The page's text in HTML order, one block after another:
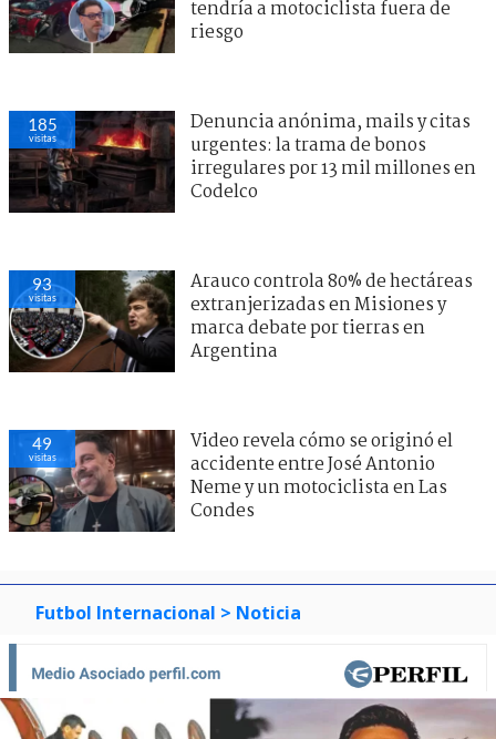
tendría a motociclista fuera de
riesgo
185
visitas
Denuncia anónima, mails y citas
urgentes: la trama de bonos
irregulares por 13 mil millones en
Codelco
93
visitas
Arauco controla 80% de hectáreas
extranjerizadas en Misiones y
marca debate por tierras en
Argentina
49
visitas
Video revela cómo se originó el
accidente entre José Antonio
Neme y un motociclista en Las
Condes
Futbol Internacional > Noticia